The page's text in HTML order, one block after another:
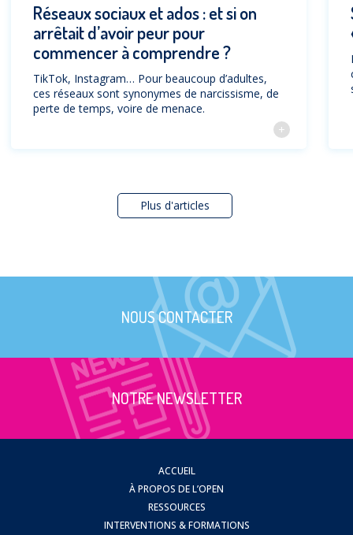
Réseaux sociaux et ados : et si on
arrêtait d’avoir peur pour
commencer à comprendre ?
TikTok, Instagram… Pour beaucoup d’adultes,
ces réseaux sont synonymes de narcissisme, de
perte de temps, voire de menace.
Plus d'articles
NOUS CONTACTER
NOTRE NEWSLETTER
ACCUEIL
À PROPOS DE L’OPEN
RESSOURCES
INTERVENTIONS & FORMATIONS